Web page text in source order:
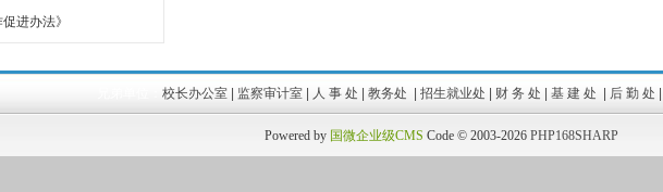
进办法》
校长办公室| 监察审计室| 人 事 处 教务处 招生就业处 财 务 处 基 建 处 后 勤 处
Powered by 国微企业级CMS Code © 2003-2026 PHP168SHARP